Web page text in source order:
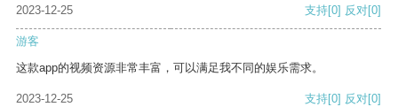
2023-12-25 支持[0] 反对[0]
游客
这款app的视频资源非常丰富，可以满足我不同的娱乐需求。
2023-12-25 支持[0] 反对[0]